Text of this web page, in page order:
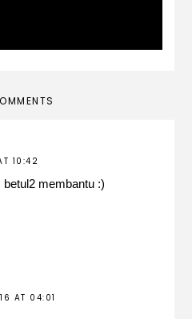
10:42
membantu :)
AT 04:01